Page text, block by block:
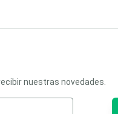
nuestras novedades.